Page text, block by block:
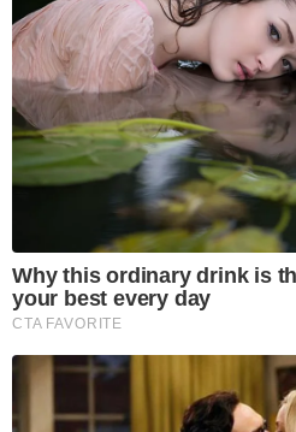
Why this ordinary drink is
your best every day
CTA FAVORITE